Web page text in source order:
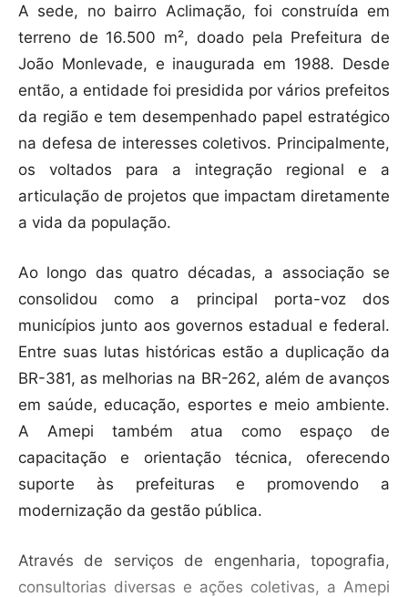
A sede, no bairro Aclimação, foi construída em
terreno de 16.500 m², doado pela Prefeitura de
João Monlevade, e inaugurada em 1988. Desde
então, a entidade foi presidida por vários prefeitos
da região e tem desempenhado papel estratégico
na defesa de interesses coletivos. Principalmente,
os voltados para a integração regional e a
articulação de projetos que impactam diretamente
a vida da população.
Ao longo das quatro décadas, a associação se
consolidou como a principal porta-voz dos
municípios junto aos governos estadual e federal.
Entre suas lutas históricas estão a duplicação da
BR-381, as melhorias na BR-262, além de avanços
em saúde, educação, esportes e meio ambiente.
A Amepi também atua como espaço de
capacitação e orientação técnica, oferecendo
suporte às prefeituras e promovendo a
modernização da gestão pública.
Através de serviços de engenharia, topografia,
consultorias diversas e ações coletivas, a Amepi